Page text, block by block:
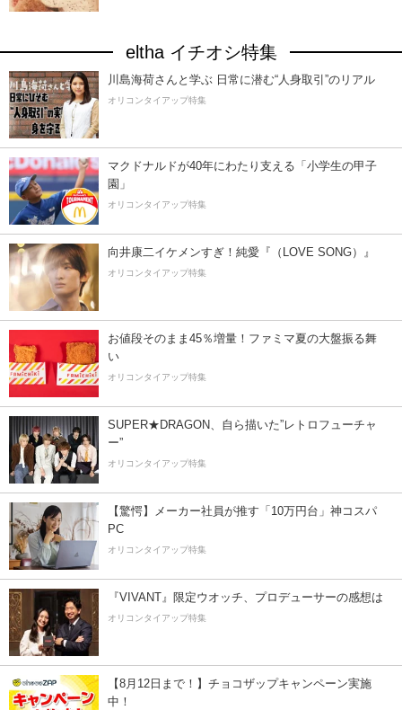
eltha イチオシ特集
川島海荷さんと学ぶ 日常に潜む“人身取引”のリアル
オリコンタイアップ特集
マクドナルドが40年にわたり支える「小学生の甲子
園」
オリコンタイアップ特集
向井康二イケメンすぎ！純愛『（LOVE SONG）』
オリコンタイアップ特集
お値段そのまま45％増量！ファミマ夏の大盤振る舞
い
オリコンタイアップ特集
SUPER★DRAGON、自ら描いた”レトロフューチャ
ー”
オリコンタイアップ特集
【驚愕】メーカー社員が推す「10万円台」神コスパ
PC
オリコンタイアップ特集
『VIVANT』限定ウオッチ、プロデューサーの感想は
オリコンタイアップ特集
【8月12日まで！】チョコザップキャンペーン実施
中！